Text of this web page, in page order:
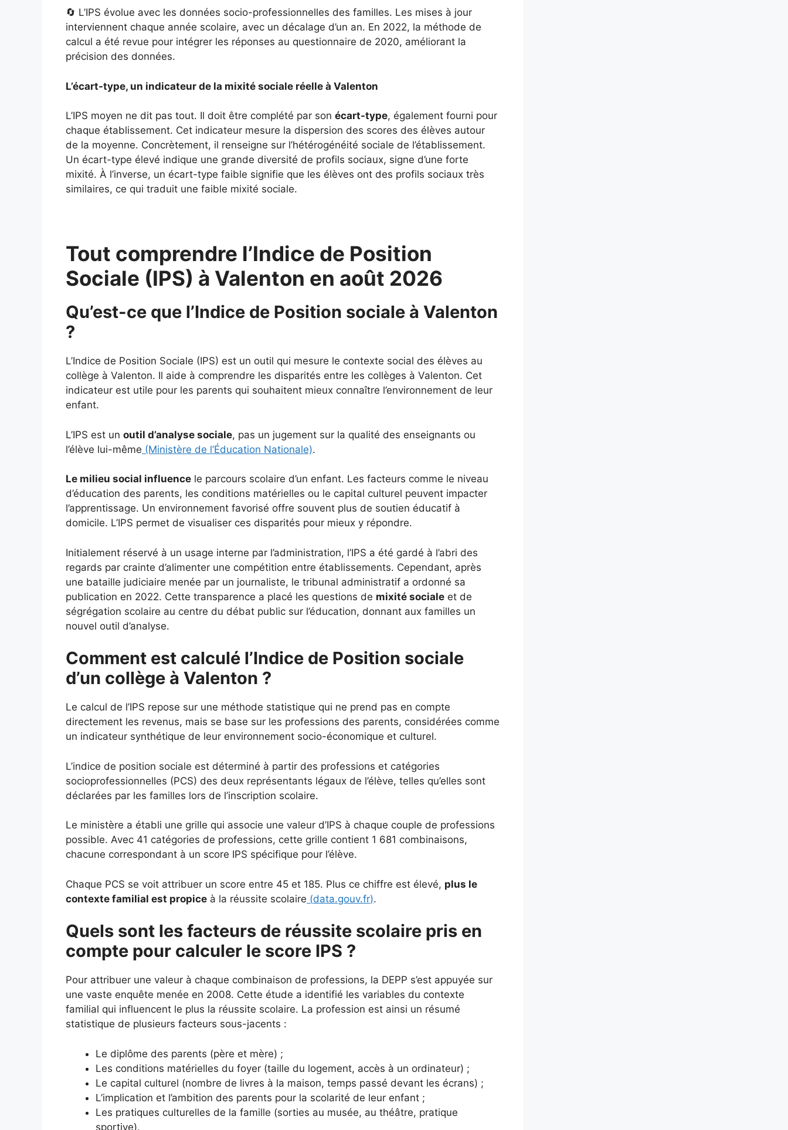
🔄 L’IPS évolue avec les données socio-professionnelles des familles. Les mises à jour
interviennent chaque année scolaire, avec un décalage d’un an. En 2022, la méthode de
calcul a été revue pour intégrer les réponses au questionnaire de 2020, améliorant la
précision des données.
L’écart-type, un indicateur de la mixité sociale réelle à Valenton
L’IPS moyen ne dit pas tout. Il doit être complété par son écart-type, également fourni pour
chaque établissement. Cet indicateur mesure la dispersion des scores des élèves autour
de la moyenne. Concrètement, il renseigne sur l’hétérogénéité sociale de l’établissement.
Un écart-type élevé indique une grande diversité de profils sociaux, signe d’une forte
mixité. À l’inverse, un écart-type faible signifie que les élèves ont des profils sociaux très
similaires, ce qui traduit une faible mixité sociale.
Tout comprendre l’Indice de Position
Sociale (IPS) à Valenton en août 2026
Qu’est-ce que l’Indice de Position sociale à Valenton
?
L’Indice de Position Sociale (IPS) est un outil qui mesure le contexte social des élèves au
collège à Valenton. Il aide à comprendre les disparités entre les collèges à Valenton. Cet
indicateur est utile pour les parents qui souhaitent mieux connaître l’environnement de leur
enfant.
L’IPS est un outil d’analyse sociale, pas un jugement sur la qualité des enseignants ou
l’élève lui-même (Ministère de l’Éducation Nationale).
Le milieu social influence le parcours scolaire d’un enfant. Les facteurs comme le niveau
d’éducation des parents, les conditions matérielles ou le capital culturel peuvent impacter
l’apprentissage. Un environnement favorisé offre souvent plus de soutien éducatif à
domicile. L’IPS permet de visualiser ces disparités pour mieux y répondre.
Initialement réservé à un usage interne par l’administration, l’IPS a été gardé à l’abri des
regards par crainte d’alimenter une compétition entre établissements. Cependant, après
une bataille judiciaire menée par un journaliste, le tribunal administratif a ordonné sa
publication en 2022. Cette transparence a placé les questions de mixité sociale et de
ségrégation scolaire au centre du débat public sur l’éducation, donnant aux familles un
nouvel outil d’analyse.
Comment est calculé l’Indice de Position sociale
d’un collège à Valenton ?
Le calcul de l’IPS repose sur une méthode statistique qui ne prend pas en compte
directement les revenus, mais se base sur les professions des parents, considérées comme
un indicateur synthétique de leur environnement socio-économique et culturel.
L’indice de position sociale est déterminé à partir des professions et catégories
socioprofessionnelles (PCS) des deux représentants légaux de l’élève, telles qu’elles sont
déclarées par les familles lors de l’inscription scolaire.
Le ministère a établi une grille qui associe une valeur d’IPS à chaque couple de professions
possible. Avec 41 catégories de professions, cette grille contient 1 681 combinaisons,
chacune correspondant à un score IPS spécifique pour l’élève.
Chaque PCS se voit attribuer un score entre 45 et 185. Plus ce chiffre est élevé, plus le
contexte familial est propice à la réussite scolaire (data.gouv.fr).
Quels sont les facteurs de réussite scolaire pris en
compte pour calculer le score IPS ?
Pour attribuer une valeur à chaque combinaison de professions, la DEPP s’est appuyée sur
une vaste enquête menée en 2008. Cette étude a identifié les variables du contexte
familial qui influencent le plus la réussite scolaire. La profession est ainsi un résumé
statistique de plusieurs facteurs sous-jacents :
Le diplôme des parents (père et mère) ;
Les conditions matérielles du foyer (taille du logement, accès à un ordinateur) ;
Le capital culturel (nombre de livres à la maison, temps passé devant les écrans) ;
L’implication et l’ambition des parents pour la scolarité de leur enfant ;
Les pratiques culturelles de la famille (sorties au musée, au théâtre, pratique
sportive).